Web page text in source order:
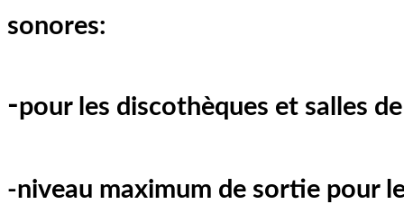
sonores:
-pour les discothèques et salles
-niveau maximum de sortie pour